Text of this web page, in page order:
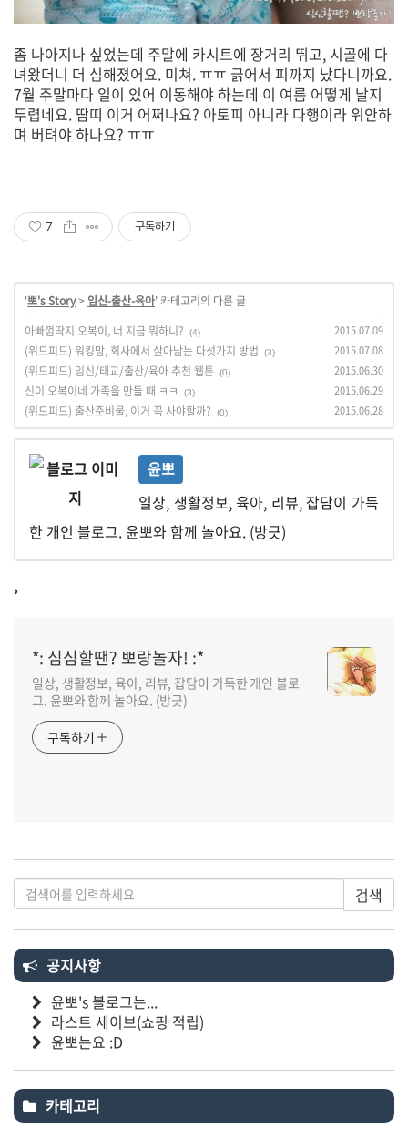
좀 나아지나 싶었는데 주말에 카시트에 장거리 뛰고, 시골에 다
녀왔더니 더 심해졌어요. 미쳐. ㅠㅠ 긁어서 피까지 났다니까요.
7월 주말마다 일이 있어 이동해야 하는데 이 여름 어떻게 날지
두렵네요. 땀띠 이거 어쩌나요? 아토피 아니라 다행이라 위안하
며 버텨야 하나요? ㅠㅠ
7 구독하기
'뽀's Story> 임신-출산-육아' 카테고리의 다른 글
아빠껌딱지 오복이, 너 지금 뭐하니?
(4) 2015.07.09
(위드피드) 워킹맘, 회사에서 살아남는 다섯가지 방법 (3) 2015.07.08
(위드피드) 임신/태교/출산/육아 추천 웹툰 (0) 2015.06.30
신이 오복이네 가족을 만들 때 ㅋㅋ (3) 2015.06.29
(위드피드) 출산준비물, 이거 꼭 사야할까? (0) 2015.06.28
윤뽀
일상, 생활정보, 육아, 리뷰, 잡담이 가득
한 개인 블로그. 윤뽀와 함께 놀아요. (방긋)
,
*: 심심할땐? 뽀랑놀자! :*
일상, 생활정보, 육아, 리뷰, 잡담이 가득한 개인 블로
그. 윤뽀와 함께 놀아요. (방긋)
구독하기
검색
공지사항
윤뽀's 블로그는...
라스트 세이브(쇼핑 적립)
윤뽀는요 :D
카테고리